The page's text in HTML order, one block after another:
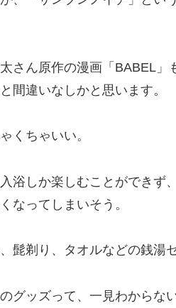
さん原作の漫画「BABEL
間違いなしかと思います。
くちゃいい。
浴しか楽しむことができず
なってしまいそう。
髭剃り、タオルなどの銭湯
グッズって、一見わからな